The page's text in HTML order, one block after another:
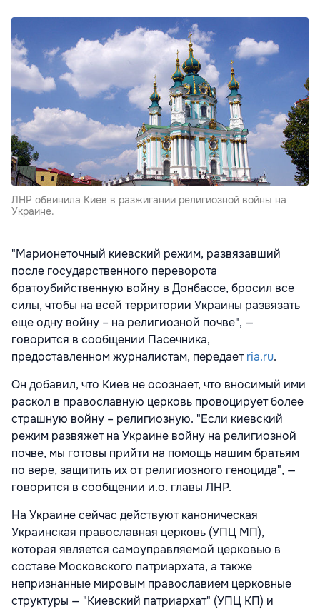
ЛНР обвинила Киев в разжигании религиозной войны на
Украине.
"Марионеточный киевский режим, развязавший
после государственного переворота
братоубийственную войну в Донбассе, бросил все
силы, чтобы на всей территории Украины развязать
еще одну войну – на религиозной почве", —
говорится в сообщении Пасечника,
предоставленном журналистам, передаетria.ru.
Он добавил, что Киев не осознает, что вносимый ими
раскол в православную церковь провоцирует более
страшную войну – религиозную. "Если киевский
режим развяжет на Украине войну на религиозной
почве, мы готовы прийти на помощь нашим братьям
по вере, защитить их от религиозного геноцида", —
говорится в сообщении и.о. главы ЛНР.
На Украине сейчас действуют каноническая
Украинская православная церковь (УПЦ МП),
которая является самоуправляемой церковью в
составе Московского патриархата, а также
непризнанные мировым православием церковные
структуры — "Киевский патриархат" (УПЦ КП) и